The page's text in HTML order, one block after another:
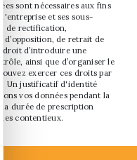
sont nécessaires aux fins
l'entreprise et ses sous-
de rectification,
d’opposition, de retrait de
droit d’introduire une
ainsi que d’organiser le
exercer ces droits par
Un justificatif d'identité
vos données pendant la
la durée de prescription
contentieux.